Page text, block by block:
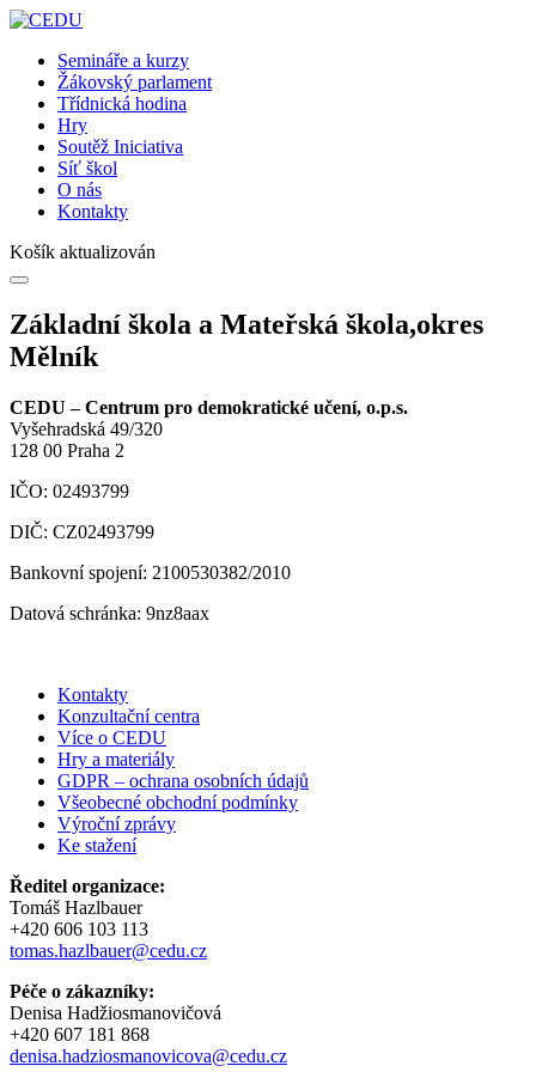
Semináře a kurzy
Žákovský parlament
Třídnická hodina
Hry
Soutěž Iniciativa
Síť škol
O nás
Kontakty
Košík aktualizován
Základní škola a Mateřská škola,okres
Mělník
CEDU – Centrum pro demokratické učení, o.p.s.
Vyšehradská 49/320
128 00 Praha 2
IČO: 02493799
DIČ: CZ02493799
Bankovní spojení: 2100530382/2010
Datová schránka: 9nz8aax
Kontakty
Konzultační centra
Více o CEDU
Hry a materiály
GDPR – ochrana osobních údajů
Všeobecné obchodní podmínky
Výroční zprávy
Ke stažení
Ředitel organizace:
Tomáš Hazlbauer
+420 606 103 113
tomas.hazlbauer@cedu.cz
Péče o zákazníky:
Denisa Hadžiosmanovičová
+420 607 181 868
denisa.hadziosmanovicova@cedu.cz